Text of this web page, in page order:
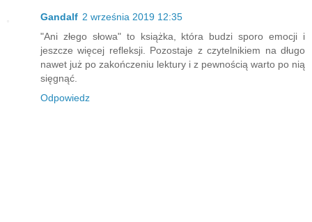
Gandalf 2 września 2019 12:35
"Ani złego słowa" to książka, która budzi sporo emocji i
jeszcze więcej refleksji. Pozostaje z czytelnikiem na długo
nawet już po zakończeniu lektury i z pewnością warto po nią
sięgnąć.
Odpowiedz